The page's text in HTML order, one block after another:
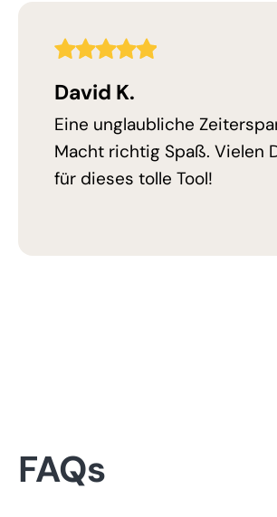
5,0
Bewertung
David K.
Eine unglaubliche
Macht richtig Spaß. Vielen
für dieses tolle Tool!
FAQs